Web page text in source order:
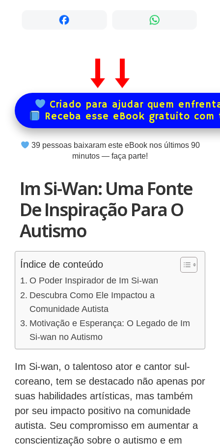
Criado para ajudar quem
Receba esse eBook gratuito
39pessoas baixaram este eBook nos últimos 90
minutos — faça parte!
Im Si-Wan: Uma Fonte
De Inspiração Para O
Autismo
Índice de conteúdo
O Poder Inspirador de Im Si-wan
Descubra Como Ele Impactou a
Comunidade Autista
Motivação e Esperança: O Legado de Im
Si-wan no Autismo
Im Si-wan, o talentoso ator e cantor sul-
coreano, tem se destacado não apenas por
suas habilidades artísticas, mas também
por seu impacto positivo na comunidade
autista. Seu compromisso em aumentar a
conscientização sobre o autismo e em